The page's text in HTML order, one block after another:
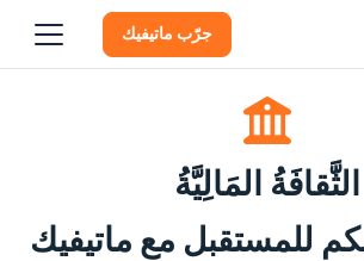
جرّب ماتيفيك
الثَّقافَةُ المَالِيَّةُ
للمستقبل مع ماتيفيك